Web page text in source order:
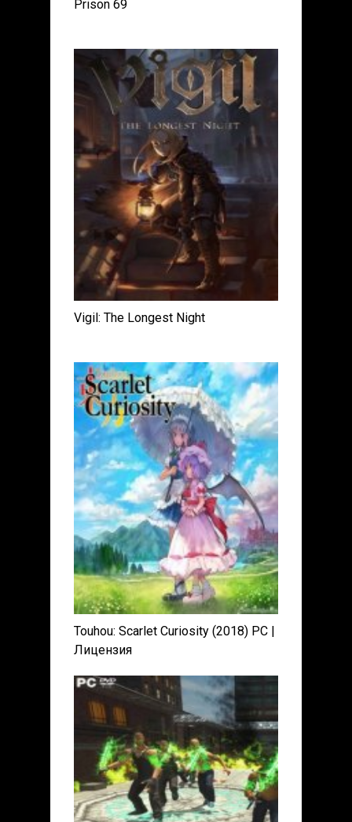
Prison 69
Vigil: The Longest Night
Touhou: Scarlet Curiosity (2018) PC |
Лицензия